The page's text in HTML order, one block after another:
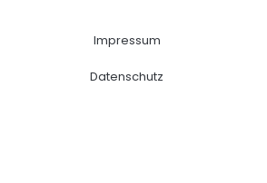
Impressum
Datenschutz